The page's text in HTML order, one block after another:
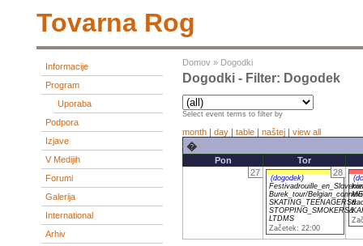
Tovarna Rog
Informacije
Program
Uporaba
Podpora
Izjave
V Medijih
Forumi
Galerija
International
Arhiv
Domov » Dogodki
Dogodki - Filter: Dogodek
Select event terms to filter by
month | day | table | naštej | view all
�
Pon
Tor
27
28
(dogodek)
Burek_tour/
SKATING_TEENAGERS&
STOPPING_SMOKERS&
LTDMS
Začetek: 22:00